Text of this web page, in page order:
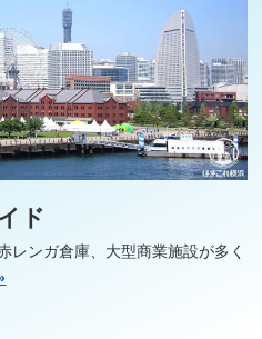
ド
レンガ倉庫、大型商業施設が多く